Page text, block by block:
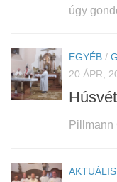
úgy
EGYÉB /
20 ÁPR,
Pillmann